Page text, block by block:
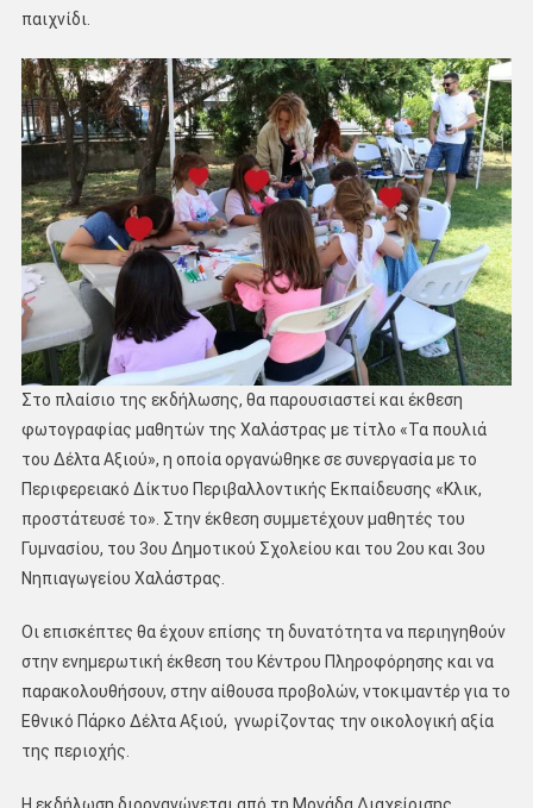
παιχνίδι.
Στο πλαίσιο της εκδήλωσης, θα παρουσιαστεί και έκθεση
φωτογραφίας μαθητών της Χαλάστρας με τίτλο «Τα πουλιά
του Δέλτα Αξιού», η οποία οργανώθηκε σε συνεργασία με το
Περιφερειακό Δίκτυο Περιβαλλοντικής Εκπαίδευσης «Κλικ,
προστάτευσέ το». Στην έκθεση συμμετέχουν μαθητές του
Γυμνασίου, του 3ου Δημοτικού Σχολείου και του 2ου και 3ου
Νηπιαγωγείου Χαλάστρας.
Οι επισκέπτες θα έχουν επίσης τη δυνατότητα να περιηγηθούν
στην ενημερωτική έκθεση του Κέντρου Πληροφόρησης και να
παρακολουθήσουν, στην αίθουσα προβολών, ντοκιμαντέρ για το
Εθνικό Πάρκο Δέλτα Αξιού, γνωρίζοντας την οικολογική αξία
της περιοχής.